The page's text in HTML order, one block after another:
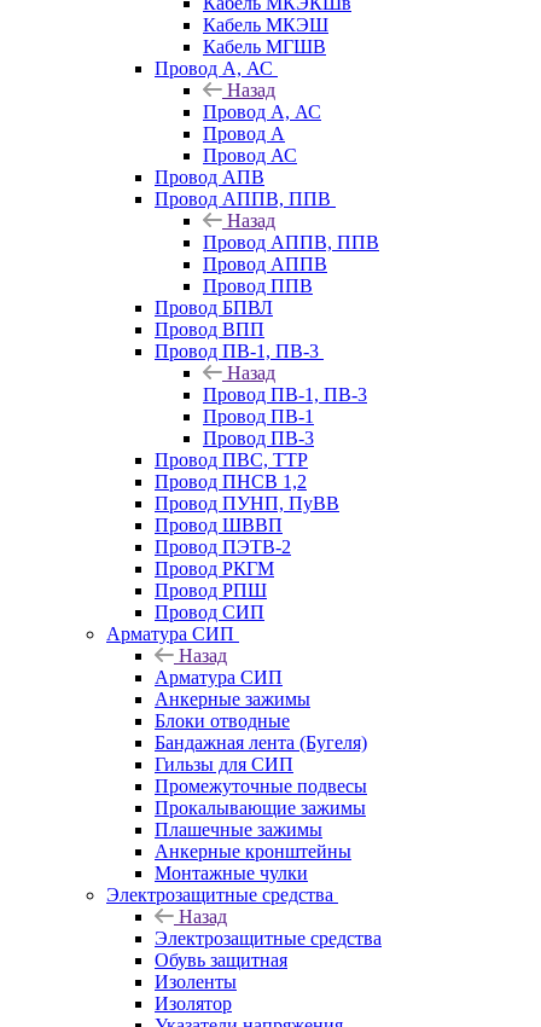
Кабель МКЭШ
Кабель МГШВ
Провод А, АС
Назад
Провод А, АС
Провод А
Провод АС
Провод АПВ
Провод АППВ, ППВ
Назад
Провод АППВ, ППВ
Провод АППВ
Провод ППВ
Провод БПВЛ
Провод ВПП
Провод ПВ-1, ПВ-3
Назад
Провод ПВ-1, ПВ-3
Провод ПВ-1
Провод ПВ-3
Провод ПВС, ТТР
Провод ПНСВ 1,2
Провод ПУНП, ПуВВ
Провод ШВВП
Провод ПЭТВ-2
Провод РКГМ
Провод РПШ
Провод СИП
Арматура СИП
Назад
Арматура СИП
Анкерные зажимы
Блоки отводные
Бандажная лента (Бугеля)
Гильзы для СИП
Промежуточные подвесы
Прокалывающие зажимы
Плашечные зажимы
Анкерные кронштейны
Монтажные чулки
Электрозащитные средства
Назад
Электрозащитные средства
Обувь защитная
Изоленты
Изолятор